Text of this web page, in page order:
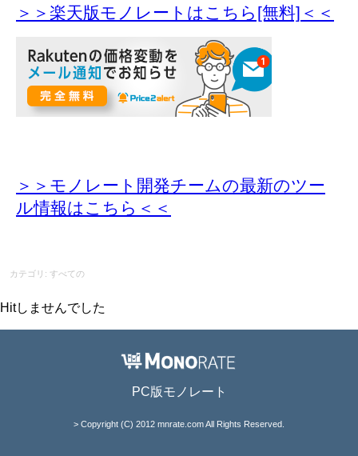
＞＞楽天版モノレートはこちら[無料]＜＜
＞＞モノレート開発チームの最新のツー
ル情報はこちら＜＜
カテゴリ: すべての
Hitしませんでした
PC版モノレート
> Copyright (C) 2012 mnrate.com All Rights Reserved.